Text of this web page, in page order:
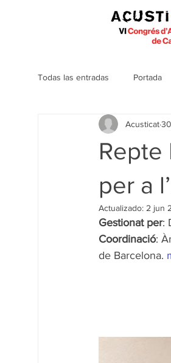
Todas las entradas Portada
Notícies anteriors
Repte
per a
Acusticat
Actualizado: 2 jun
Gestionat per:
Coordinació:
de Barcelona.